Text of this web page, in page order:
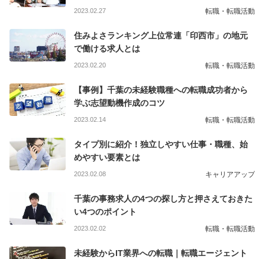
2023.02.27 転職・転職活動
住みよさランキング上位常連「印西市」の地元
で働ける求人とは
2023.02.20 転職・転職活動
【事例】千葉の未経験職種への転職成功者から
学ぶ志望動機作成のコツ
2023.02.14 転職・転職活動
タイプ別に紹介！独立しやすい仕事・職種、始
めやすい要素とは
2023.02.08 キャリアアップ
千葉の事務求人の4つの探し方と押さえておきた
い4つのポイント
2023.02.02 転職・転職活動
未経験からIT業界への転職｜転職エージェント